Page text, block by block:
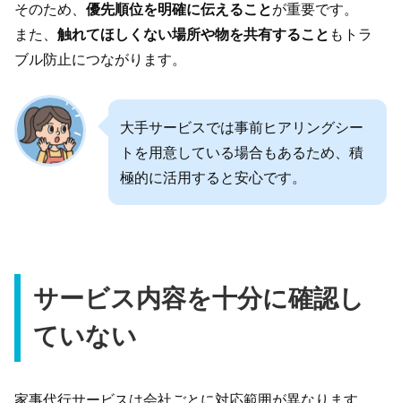
そのため、優先順位を明確に伝えることが重要です。
また、触れてほしくない場所や物を共有すること もトラ
ブル防止につながります。
大手サービスでは事前ヒアリングシー
トを用意している場合もあるため、積
極的に活用すると安心です。
サービス内容を十分に確認し
ていない
家事代行サービスは会社ごとに対応範囲が異なります。